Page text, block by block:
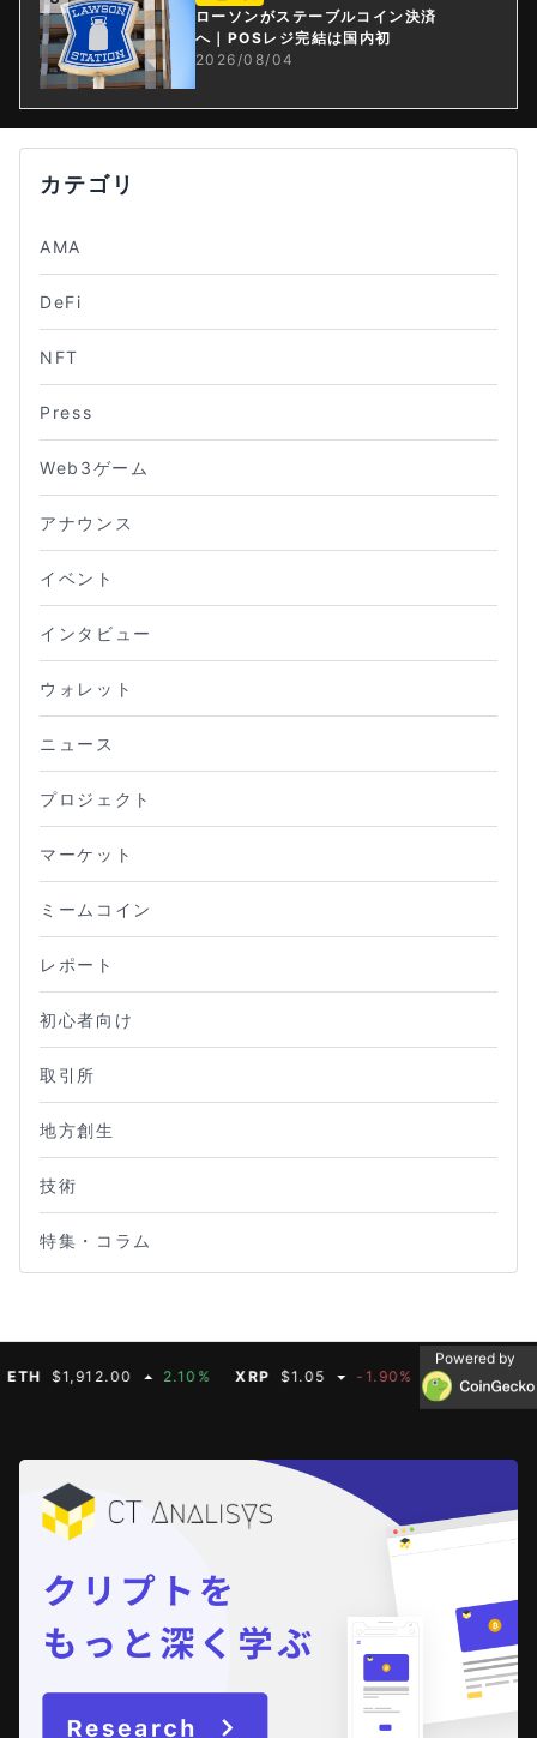
ローソンがステーブルコイン決済
へ｜POSレジ完結は国内初
2026/08/04
カテゴリ
AMA
DeFi
NFT
Press
Web3ゲーム
アナウンス
イベント
インタビュー
ウォレット
ニュース
プロジェクト
マーケット
ミームコイン
レポート
初心者向け
取引所
地方創生
技術
特集・コラム
$1,912.00 2.10% XRP $1.05 -1.90% BNB $594.93
Powered by